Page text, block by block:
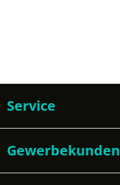
Service
Gewerbekunden